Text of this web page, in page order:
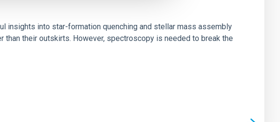
insights into star-formation quenching and stellar mass assembly
their outskirts. However, spectroscopy is needed to break the